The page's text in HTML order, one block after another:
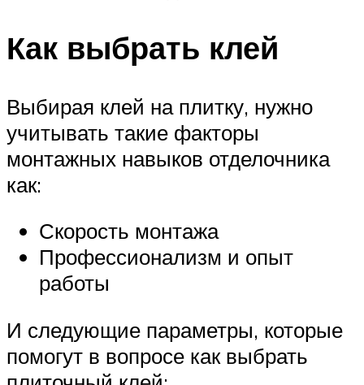
Как выбрать клей
Выбирая клей на плитку, нужно
учитывать такие факторы
монтажных навыков отделочника
как:
Скорость монтажа
Профессионализм и опыт
работы
И следующие параметры, которые
помогут в вопросе как выбрать